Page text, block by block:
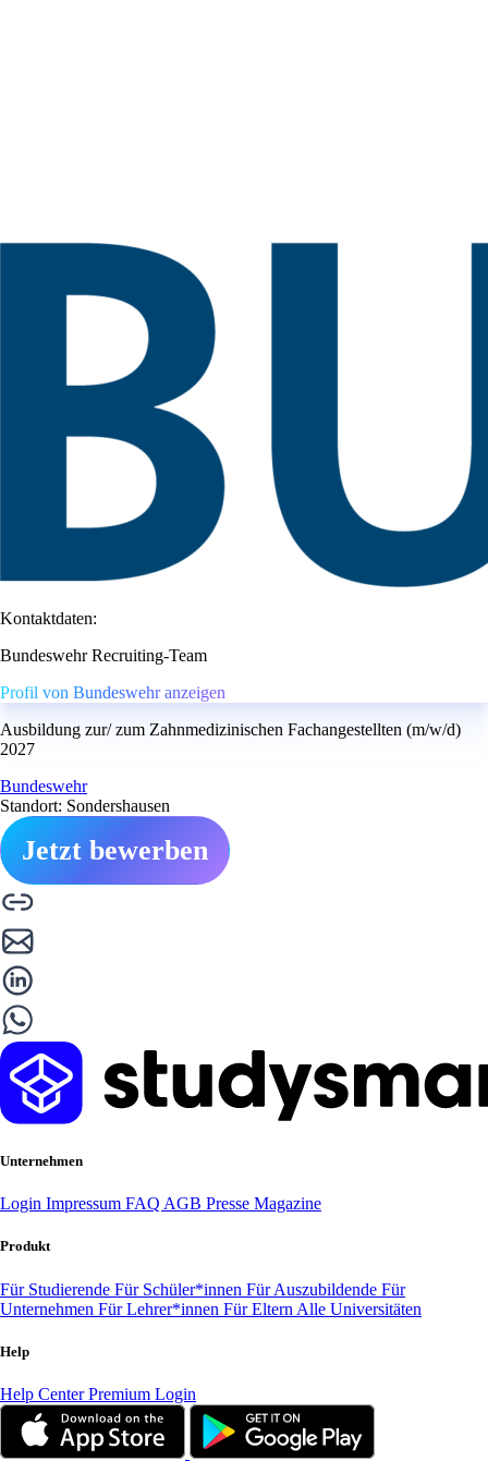
Kontaktdaten:
Bundeswehr Recruiting-Team
Profil von Bundeswehr anzeigen
Ausbildung zur/ zum Zahnmedizinischen Fachangestellten (m/w/d)
2027
Bundeswehr
Standort: Sondershausen
Jetzt bewerben
Unternehmen
Login Impressum FAQ AGB Presse Magazine
Produkt
Für Studierende Für Schüler*innen Für Auszubildende Für
Unternehmen Für Lehrer*innen Für Eltern Alle Universitäten
Help
Help CenterPremium Login